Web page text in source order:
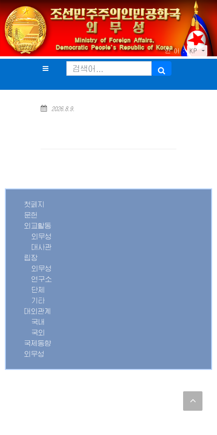
언 어 : KP
2026.8.9.
첫페지
문헌
외교활동
외무성
대사관
립장
외무성
연구소
단체
기타
대외관계
국내
국외
국제동향
외무성